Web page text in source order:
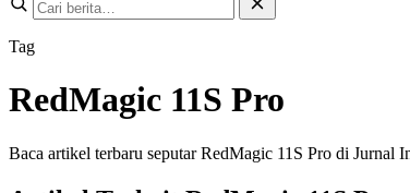
Tag
RedMagic 11S Pro
Baca artikel terbaru seputar RedMagic 11S Pro di Jurnal